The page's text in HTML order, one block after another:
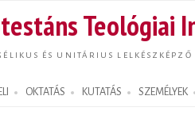
Teológiai
ÉS UNITÁRIUS LELKÉSZKÉPZŐ
OKTATÁS KUTATÁS SZEMÉLYEK